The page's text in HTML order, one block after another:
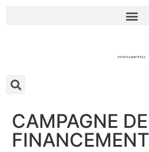
CAMPAGNE DE